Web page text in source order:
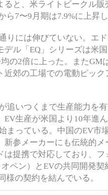
ると、米ライトビークル
ら7〜9月期は7.9%に上昇
りには伸びていない。エ
デル「EQ」シリーズは米
の2倍に上った。またGM
近郊の工場での電動ピッ
追いつくまで生産能力を
EV生産が米国より10年進
まっている。中国のEV市
新参メーカーにも伝統的
は提携で対応しており、
オペン）とEVの共同開発
様の契約を結んでいる。